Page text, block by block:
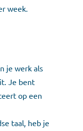
week.
je werk als
Je bent
op een
taal, heb je